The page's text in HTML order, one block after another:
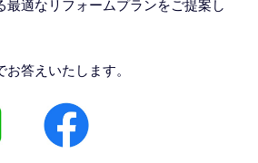
最適なリフォームプランをご提案し
答えいたします。